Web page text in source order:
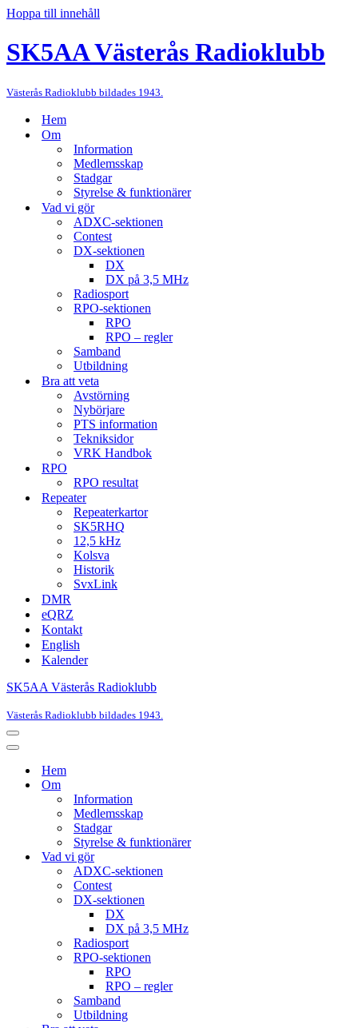
Hoppa till innehåll
SK5AA Västerås Radioklubb
Västerås Radioklubb bildades 1943.
Hem
Om
Information
Medlemsskap
Stadgar
Styrelse & funktionärer
Vad vi gör
ADXC-sektionen
Contest
DX-sektionen
DX
DX på 3,5 MHz
Radiosport
RPO-sektionen
RPO
RPO – regler
Samband
Utbildning
Bra att veta
Avstörning
Nybörjare
PTS information
Tekniksidor
VRK Handbok
RPO
RPO resultat
Repeater
Repeaterkartor
SK5RHQ
12,5 kHz
Kolsva
Historik
SvxLink
DMR
eQRZ
Kontakt
English
Kalender
SK5AA Västerås Radioklubb
Västerås Radioklubb bildades 1943.
Navigeringsmeny
Navigeringsmeny
Hem
Om
Information
Medlemsskap
Stadgar
Styrelse & funktionärer
Vad vi gör
ADXC-sektionen
Contest
DX-sektionen
DX
DX på 3,5 MHz
Radiosport
RPO-sektionen
RPO
RPO – regler
Samband
Utbildning